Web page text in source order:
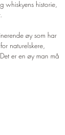
whiskyens historie,
øy som har
naturelskere,
er en øy man må